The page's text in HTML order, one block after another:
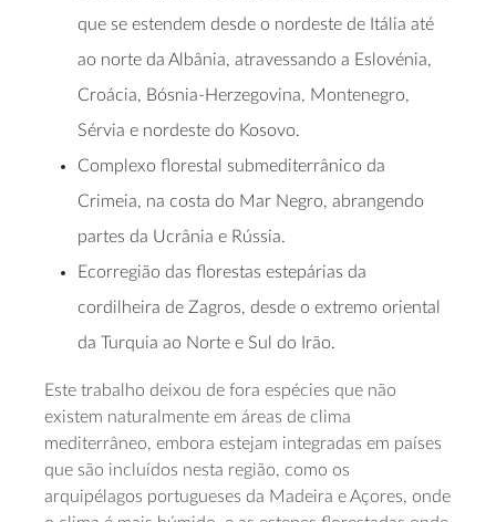
que se estendem desde o nordeste de Itália até
ao norte da Albânia, atravessando a Eslovénia,
Croácia, Bósnia-Herzegovina, Montenegro,
Sérvia e nordeste do Kosovo.
Complexo florestal submediterrânico da
Crimeia, na costa do Mar Negro, abrangendo
partes da Ucrânia e Rússia.
Ecorregião das florestas estepárias da
cordilheira de Zagros, desde o extremo oriental
da Turquia ao Norte e Sul do Irão.
Este trabalho deixou de fora espécies que não
existem naturalmente em áreas de clima
mediterrâneo, embora estejam integradas em países
que são incluídos nesta região, como os
arquipélagos portugueses da Madeira e Açores, onde